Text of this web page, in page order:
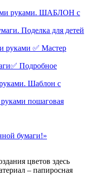
руками. ШАБЛОН с
Поделка для детей
руками ✅ Мастер
Подробное
Шаблон с
пошаговая
цветов здесь
– папиросная